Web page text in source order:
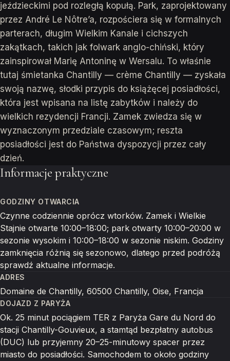
jeździeckimi pod rozległą kopułą. Park, zaprojektowany
przez André Le Nôtre’a, rozpościera się w formalnych
parterach, długim Wielkim Kanale i cichszych
zakątkach, takich jak folwark anglo-chiński, który
zainspirował Marię Antoninę w Wersalu. To właśnie
tutaj śmietanka Chantilly — crème Chantilly — zyskała
swoją nazwę, słodki przypis do książęcej posiadłości,
która jest wpisana na listę zabytków i należy do
wielkich rezydencji Francji. Zamek zwiedza się w
wyznaczonym przedziale czasowym; reszta
posiadłości jest do Państwa dyspozycji przez cały
dzień.
Informacje praktyczne
GODZINY OTWARCIA
Czynne codziennie oprócz wtorków. Zamek i Wielkie
Stajnie otwarte 10:00–18:00; park otwarty 10:00–20:00 w
sezonie wysokim i 10:00–18:00 w sezonie niskim. Godziny
zamknięcia różnią się sezonowo, dlatego przed podróżą
sprawdź aktualne informacje.
ADRES
Domaine de Chantilly, 60500 Chantilly, Oise, Francja
DOJAZD Z PARYŻA
Ok. 25 minut pociągiem TER z Paryża Gare du Nord do
stacji Chantilly-Gouvieux, a stamtąd bezpłatny autobus
(DUC) lub przyjemny 20–25-minutowy spacer przez
miasto do posiadłości. Samochodem to około godziny